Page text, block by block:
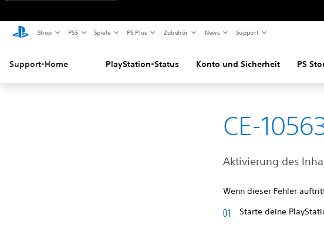
Shop PS5 Spiele PS Plus Zubehör News Support
Support-Home PlayStation-Status Konto und Sicherheit PS
CE-
Aktivierung des
Wenn dieser Fehler
Starte deine